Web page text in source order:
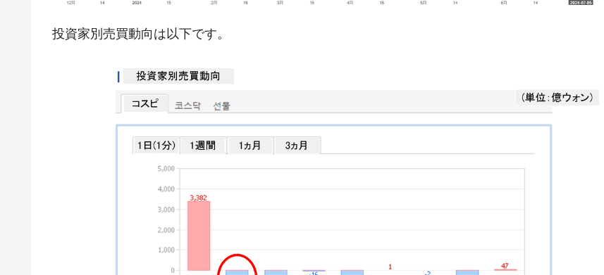
ドを掲げる「在韓反米勢力」
『Money1』 韓国『国民年金公団』株価暴落で200兆蒸発。
韓国政府「ニセＫ-ブランドを通報しようキャンペーン」⇒ あの名物教授も登場！
韓国「橋が落ちました」⇒ 耐久性「なさすぎ」では。
韓国鉄鋼最大手『POSCO』ズブズブ沈む。営業利益80.2％も減少
米国下院「韓国の公務員個人をターゲットにぶん殴る法案」提出！⇒ クーパン問題は合衆国企業に対
する差別。許してはおかぬ
韓国ボンクラ政策室長･金容範、株価暴落に他人事のような発言。
投資家別売買動向は以下です。